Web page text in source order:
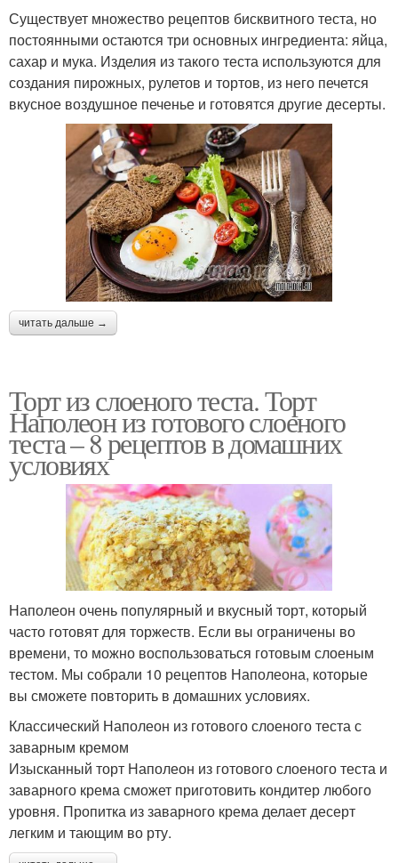
Существует множество рецептов бисквитного теста, но
постоянными остаются три основных ингредиента: яйца,
сахар и мука. Изделия из такого теста используются для
создания пирожных, рулетов и тортов, из него печется
вкусное воздушное печенье и готовятся другие десерты.
читать дальше →
Торт из слоеного теста. Торт
Наполеон из готового слоеного
теста – 8 рецептов в домашних
условиях
Наполеон очень популярный и вкусный торт, который
часто готовят для торжеств. Если вы ограничены во
времени, то можно воспользоваться готовым слоеным
тестом. Мы собрали 10 рецептов Наполеона, которые
вы сможете повторить в домашних условиях.
Классический Наполеон из готового слоеного теста с
заварным кремом
Изысканный торт Наполеон из готового слоеного теста и
заварного крема сможет приготовить кондитер любого
уровня. Пропитка из заварного крема делает десерт
легким и тающим во рту.